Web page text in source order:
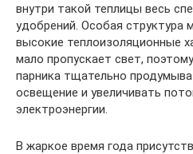
внутри такой теплицы весь
удобрений. Особая структура
высокие теплоизоляционные
мало пропускает свет,
парника тщательно
освещение и увеличивать
электроэнергии.
В жаркое время года